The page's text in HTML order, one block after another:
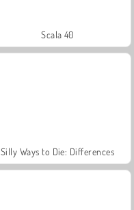
Scala 40
Silly Ways to Die: Differences